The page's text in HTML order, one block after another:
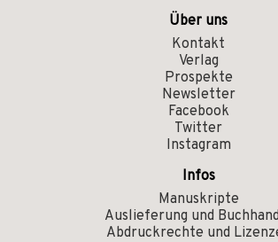
Über uns
Kontakt
Verlag
Prospekte
Newsletter
Facebook
Twitter
Instagram
Infos
Manuskripte
Auslieferung und
Abdruckrechte und